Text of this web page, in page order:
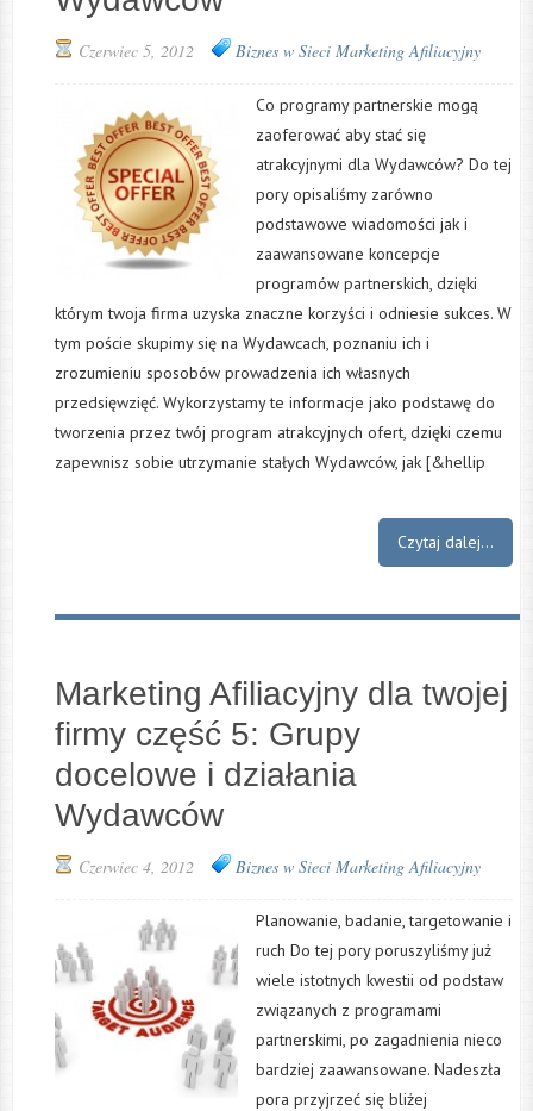
Czerwiec 5, 2012 Biznes w Sieci Marketing Afiliacyjny
Co programy partnerskie mogą
zaoferować aby stać się
atrakcyjnymi dla Wydawców? Do tej
pory opisaliśmy zarówno
podstawowe wiadomości jak i
zaawansowane koncepcje
programów partnerskich, dzięki
którym twoja firma uzyska znaczne korzyści i odniesie sukces. W
tym poście skupimy się na Wydawcach, poznaniu ich i
zrozumieniu sposobów prowadzenia ich własnych
przedsięwzięć. Wykorzystamy te informacje jako podstawę do
tworzenia przez twój program atrakcyjnych ofert, dzięki czemu
zapewnisz sobie utrzymanie stałych Wydawców, jak [&hellip
Czytaj dalej...
Marketing Afiliacyjny dla twojej
firmy część 5: Grupy
docelowe i działania
Wydawców
Czerwiec 4, 2012 Biznes w Sieci Marketing Afiliacyjny
Planowanie, badanie, targetowanie i
ruch Do tej pory poruszyliśmy już
wiele istotnych kwestii od podstaw
związanych z programami
partnerskimi, po zagadnienia nieco
bardziej zaawansowane. Nadeszła
pora przyjrzeć się bliżej